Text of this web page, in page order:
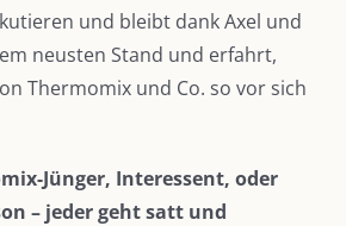
und bleibt dank Axel und
neusten Stand und erfahrt,
Thermomix und Co. so vor sich
Jünger, Interessent, oder
– jeder geht satt und